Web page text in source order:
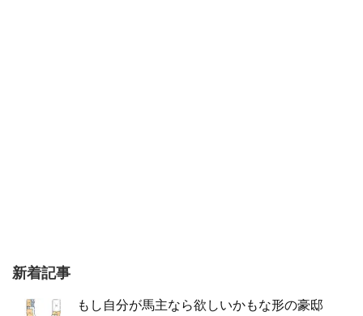
新着記事
もし自分が馬主なら欲しいかもな形の豪邸